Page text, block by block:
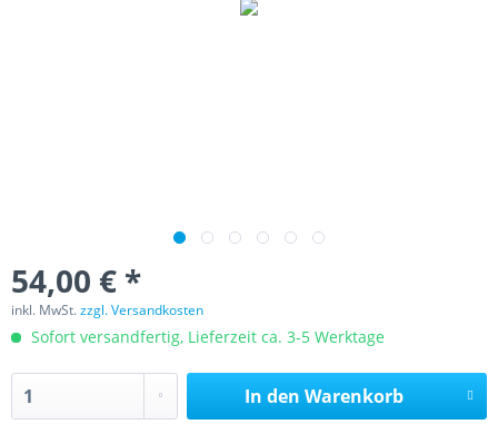
54,00 € *
inkl. MwSt.zzgl. Versandkosten
Sofort versandfertig, Lieferzeit ca. 3-5 Werktage
In den Warenkorb